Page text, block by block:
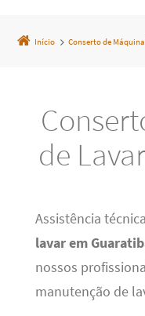
Início Conserto de
de
Assistência
lavar em
nossos
manutenção de